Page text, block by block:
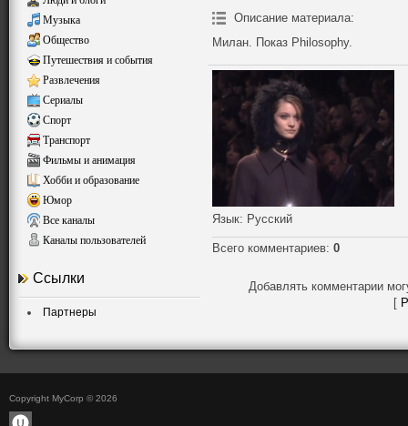
Музыка
Общество
Путешествия и события
Развлечения
Сериалы
Спорт
Транспорт
Фильмы и анимация
Хобби и образование
Юмор
Все каналы
Каналы пользователей
Ссылки
Партнеры
Описание материала:
Милан. Показ Philosophy.
Язык: Русский
Всего комментариев: 0
Добавлять комментарии
[
Copyright MyCorp © 2026